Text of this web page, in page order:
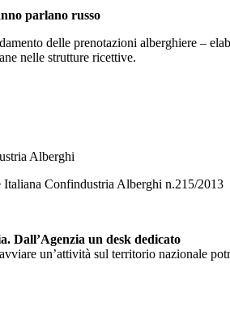
parlano russo
delle prenotazioni alberghiere –
nelle strutture ricettive.
Alberghi
Confindustria Alberghi n.215/2013
Dall’Agenzia un desk dedicato
un’attività sul territorio nazionale